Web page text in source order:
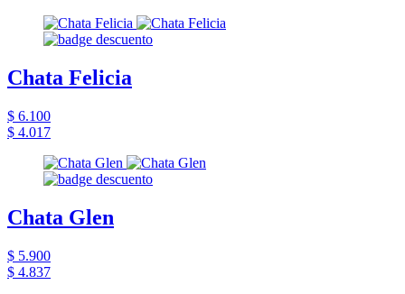
Chata Felicia
$ 6.100
$ 4.017
Chata Glen
$ 5.900
$ 4.837